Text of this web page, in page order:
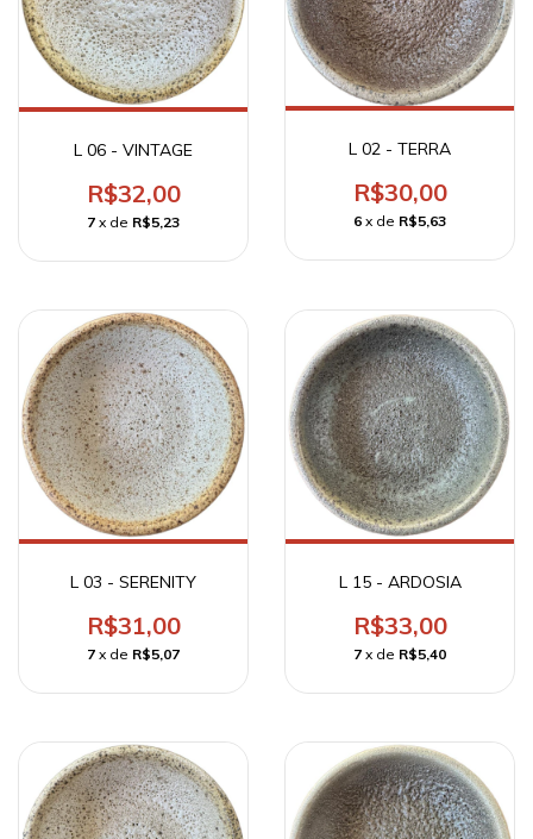
L 06 - VINTAGE
R$32,00
7 x de R$5,23
L 02 - TERRA
R$30,00
6 x de R$5,63
L 03 - SERENITY
R$31,00
7 x de R$5,07
L 15 - ARDOSIA
R$33,00
7 x de R$5,40